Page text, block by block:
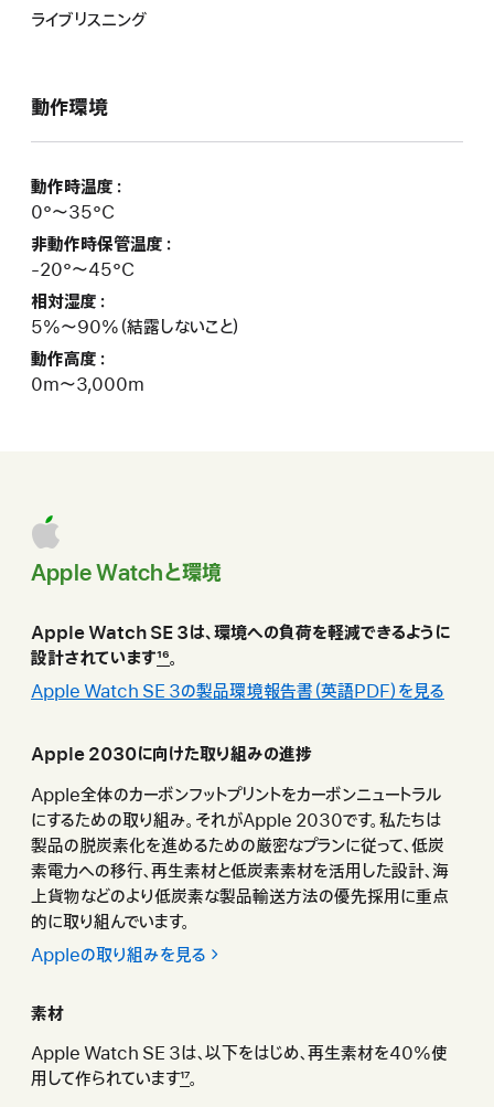
ライブリスニング
動作環境
動作時温度：
0°〜35°C
非動作時保管温度：
-20°〜45°C
相対湿度：
5%〜90%（結露しないこと）
動作高度：
0m〜3,000m
Apple Watchと環 境
Apple Watch SE 3は、環境への負荷を軽減できるように
設計されていま す16。
Apple Watch SE 3の製品環境報告書（ 英 語 P D F ） を 見 る
Apple 2030に向けた取り組みの進 捗
Apple全体のカーボンフットプリントをカーボンニュートラル
にするための取り組み。それがApple 2030です。私たちは
製品の脱炭素化を進めるための厳密なプランに従って、低炭
素電力への移行、再生素材と低炭素素材を活用した設計、海
上貨物などのより低炭素な製品輸送方法の優先採用に重点
的に取り組んでいま す 。
Appleの取り組みを見る
素材
Apple Watch SE 3は、以下をはじめ、再生素材を40%使
用して作られていま す17。